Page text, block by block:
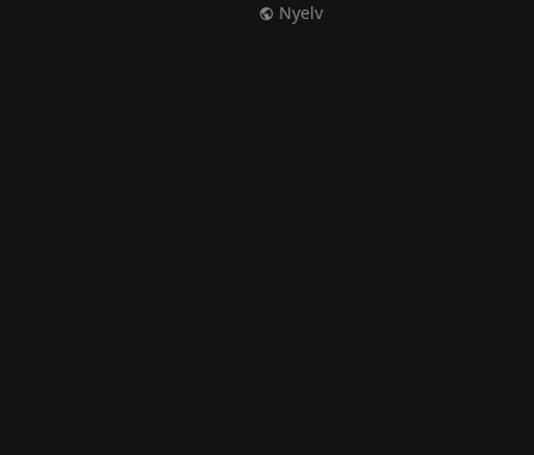
Nyelv